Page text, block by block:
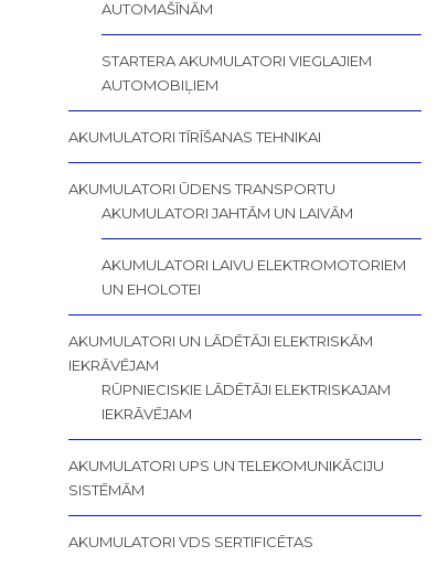
AUTOMAŠĪNĀM
STARTERA AKUMULATORI VIEGLAJIEM
AUTOMOBIĻIEM
AKUMULATORI TĪRĪŠANAS TEHNIKAI
AKUMULATORI ŪDENS TRANSPORTU
AKUMULATORI JAHTĀM UN LAIVĀM
AKUMULATORI LAIVU ELEKTROMOTORIEM
UN EHOLOTEI
AKUMULATORI UN LĀDĒTĀJI ELEKTRISKĀM
IEKRĀVĒJAM
RŪPNIECISKIE LĀDĒTĀJI ELEKTRISKAJAM
IEKRĀVĒJAM
AKUMULATORI UPS UN TELEKOMUNIKĀCIJU
SISTĒMĀM
AKUMULATORI VDS SERTIFICĒTAS